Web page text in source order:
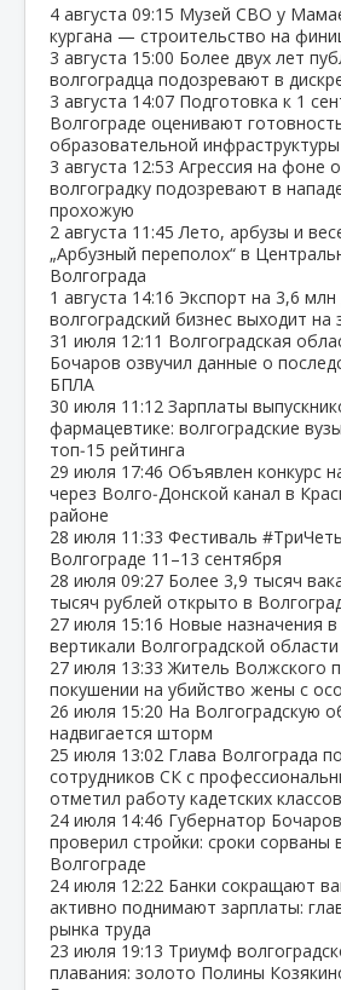
4 августа 09:15 Музей СВО у
кургана — строительство на
3 августа 15:00 Более двух лет
волгоградца подозревают в
3 августа 14:07 Подготовка к 1
Волгограде оценивают
образовательной инфраструктуры
3 августа 12:53 Агрессия на фоне
волгоградку подозревают в
прохожую
2 августа 11:45 Лето, арбузы и
„Арбузный переполох“ в
Волгограда
1 августа 14:16 Экспорт на 3,6
волгоградский бизнес выходит
31 июля 12:11 Волгоградская
Бочаров озвучил данные о
БПЛА
30 июля 11:12 Зарплаты
фармацевтике: волгоградские
топ‑15 рейтинга
29 июля 17:46 Объявлен конкурс
через Волго‑Донской канал в
районе
28 июля 11:33 Фестиваль
Волгограде 11–13 сентября
28 июля 09:27 Более 3,9 тысяч
тысяч рублей открыто в
27 июля 15:16 Новые назначения
вертикали Волгоградской области
27 июля 13:33 Житель Волжского
покушении на убийство жены с
26 июля 15:20 На Волгоградскую
надвигается шторм
25 июля 13:02 Глава Волгограда
сотрудников СК с
отметил работу кадетских классов
24 июля 14:46 Губернатор
проверил стройки: сроки
Волгограде
24 июля 12:22 Банки сокращают
активно поднимают зарплаты:
рынка труда
23 июля 19:13 Триумф
плавания: золото Полины